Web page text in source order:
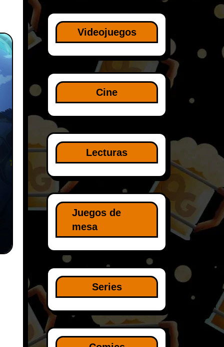
Videojuegos
Cine
Lecturas
Juegos de
mesa
Series